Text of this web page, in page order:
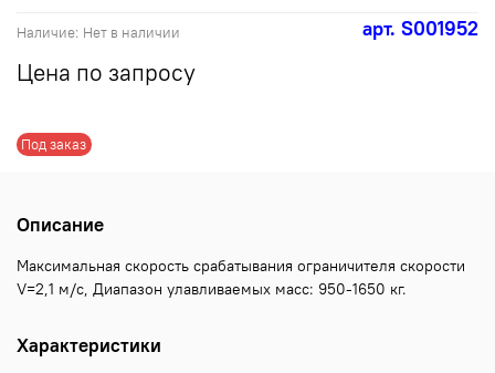
арт. S001952
Наличие: Нет в наличии
Под заказ
Цена по запросу
Описание
Максимальная скорость срабатывания ограничителя скорости
V=2,1 м/с, Диапазон улавливаемых масс: 950-1650 кг.
Характеристики